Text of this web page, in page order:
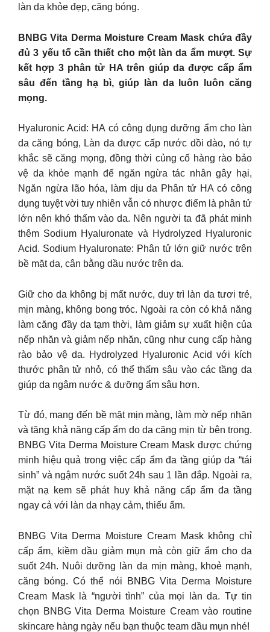
làn da khỏe đẹp, căng bóng.
BNBG Vita Derma Moisture Cream Mask chứa đầy
đủ 3 yếu tố cần thiết cho một làn da ẩm mượt. Sự
kết hợp 3 phân tử HA trên giúp da được cấp ẩm
sâu đến tầng hạ bì, giúp làn da luôn luôn căng
mọng.
Hyaluronic Acid: HA có công dụng dưỡng ẩm cho làn
da căng bóng, Làn da được cấp nước dồi dào, nó tự
khắc sẽ căng mọng, đồng thời củng cố hàng rào bảo
vệ da khỏe mạnh để ngăn ngừa tác nhân gây hại,
Ngăn ngừa lão hóa, làm dịu da Phân tử HA có công
dụng tuyệt vời tuy nhiên vẫn có nhược điểm là phân tử
lớn nên khó thấm vào da. Nên người ta đã phát minh
thêm Sodium Hyaluronate và Hydrolyzed Hyaluronic
Acid. Sodium Hyaluronate: Phân tử lớn giữ nước trên
bề mặt da, cân bằng dầu nước trên da.
Giữ cho da không bị mất nước, duy trì làn da tươi trẻ,
mịn màng, không bong tróc. Ngoài ra còn có khả năng
làm căng đầy da tạm thời, làm giảm sự xuất hiện của
nếp nhăn và giảm nếp nhăn, cũng như cung cấp hàng
rào bảo vệ da. Hydrolyzed Hyaluronic Acid với kích
thước phân tử nhỏ, có thể thấm sâu vào các tầng da
giúp da ngậm nước & dưỡng ẩm sâu hơn.
Từ đó, mang đến bề mặt mịn màng, làm mờ nếp nhăn
và tăng khả năng cấp ẩm do da căng mịn từ bên trong.
BNBG Vita Derma Moisture Cream Mask được chứng
minh hiệu quả trong việc cấp ẩm đa tầng giúp da “tái
sinh” và ngậm nước suốt 24h sau 1 lần đắp. Ngoài ra,
mặt nạ kem sẽ phát huy khả năng cấp ẩm đa tầng
ngay cả với làn da nhạy cảm, thiếu ẩm.
BNBG Vita Derma Moisture Cream Mask không chỉ
cấp ẩm, kiềm dầu giảm mụn mà còn giữ ẩm cho da
suốt 24h. Nuôi dưỡng làn da mịn màng, khoẻ mạnh,
căng bóng. Có thể nói BNBG Vita Derma Moisture
Cream Mask là “người tình” của mọi làn da. Tự tin
chọn BNBG Vita Derma Moisture Cream vào routine
skincare hàng ngày nếu bạn thuộc team dầu mụn nhé!